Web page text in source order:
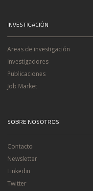
INVESTIGACIÓN
Areas de investigación
Investigadores
Publicaciones
Job Market
SOBRE NOSOTROS
Contacto
Newsletter
Linkedin
Twitter